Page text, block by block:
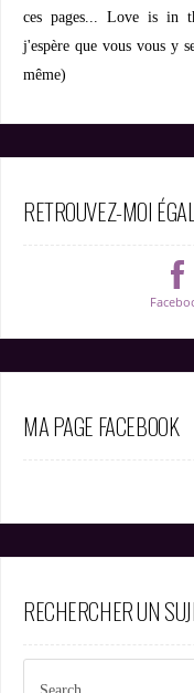
ces pages... Love is in
j'espère que vous vous y
même)
RETROUVEZ-MOI
MA PAGE FACEBOOK
RECHERCHER UN